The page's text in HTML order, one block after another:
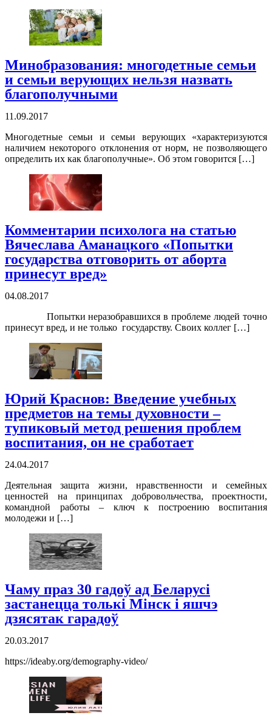
Минобразования: многодетные семьи
и семьи верующих нельзя назвать
благополучными
11.09.2017
Многодетные семьи и семьи верующих «характеризуются
наличием некоторого отклонения от норм, не позволяющего
определить их как благополучные». Об этом говорится […]
Комментарии психолога на статью
Вячеслава Аманацкого «Попытки
государства отговорить от аборта
принесут вред»
04.08.2017
Попытки неразобравшихся в проблеме людей точно
принесут вред, и не только государству. Своих коллег […]
Юрий Краснов: Введение учебных
предметов на темы духовности –
тупиковый метод решения проблем
воспитания, он не сработает
24.04.2017
Деятельная защита жизни, нравственности и семейных
ценностей на принципах добровольчества, проектности,
командной работы – ключ к построению воспитания
молодежи и […]
Чаму праз 30 гадоў ад Беларусі
застанецца толькі Мінск і яшчэ
дзясятак гарадоў
20.03.2017
https://ideaby.org/demography-video/